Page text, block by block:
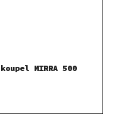
MIRRA 500